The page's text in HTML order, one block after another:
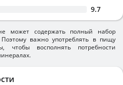
9.7
может содержать полный набор
важно употреблять в пищу
чтобы восполнять потребности